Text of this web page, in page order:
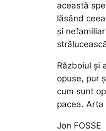
această
lăsând
şi
Războiul şi
opuse, pur
cum sunt
pacea. Arta
Jon FOSSE